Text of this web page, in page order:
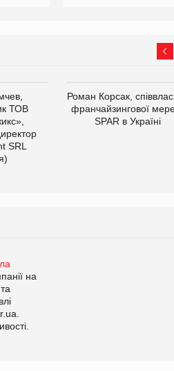
ТОВ
SRL
Роман Корсак,
франчайзингової
SPAR в Україні
на